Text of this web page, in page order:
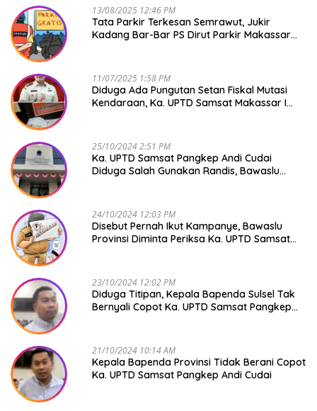
13/08/2025 12:46 PM
Tata Parkir Terkesan Semrawut, Jukir
Kadang Bar-Bar PS Dirut Parkir Makassar
11/07/2025 1:58 PM
Diduga Ada Pungutan Setan Fiskal Mutasi
Kendaraan, Ka. UPTD Samsat Makassar I
25/10/2024 2:51 PM
Ka. UPTD Samsat Pangkep Andi Cudai
Diduga Salah Gunakan Randis, Bawaslu
24/10/2024 12:03 PM
Disebut Pernah Ikut Kampanye, Bawaslu
Provinsi Diminta Periksa Ka. UPTD Samsat
23/10/2024 12:02 PM
Diduga Titipan, Kepala Bapenda Sulsel Tak
Bernyali Copot Ka. UPTD Samsat Pangkep
21/10/2024 10:14 AM
Kepala Bapenda Provinsi Tidak Berani Copot
Ka. UPTD Samsat Pangkep Andi Cudai